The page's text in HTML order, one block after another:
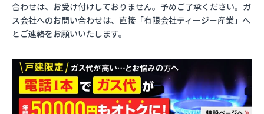
合わせは、お受け付けしておりません。予めご了承ください。ガ
ス会社へのお問い合わせは、直接「有限会社ティージー産業」へ
とご連絡をお願いいたします。